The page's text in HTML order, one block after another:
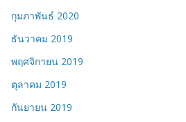
กุมภาพันธ์ 2020
ธันวาคม 2019
พฤศจิกายน 2019
ตุลาคม 2019
กันยายน 2019